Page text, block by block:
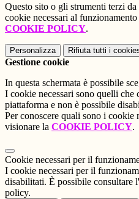
Questo sito o gli strumenti terzi
cookie necessari al
COOKIE POLICY.
Personalizza Rifiuta tutti i
Gestione cookie
In questa schermata è possibile
I cookie necessari sono quelli
piattaforma e non è possibile
Per conoscere quali sono i cookie
visionare la COOKIE POLICY.
Cookie necessari per il
I cookie necessari per il
disabilitati. È possibile consultare
policy.